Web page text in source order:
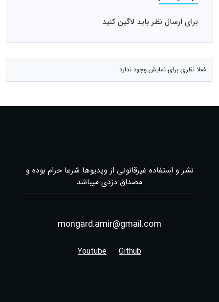
برای ارسال نظر باید لاگین کنید
فعلا نظری برای نمایش وجود ندارد
نشر و استفاده غیرقانونی از ویدیوها شرعا حرام بوده و
مصداق دزدی میباشد
mongard.amir@gmail.com
Github
Youtube